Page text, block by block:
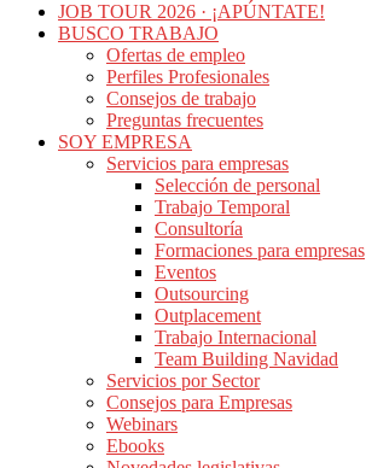
JOB TOUR 2026 · ¡APÚNTATE!
BUSCO TRABAJO
Ofertas de empleo
Perfiles Profesionales
Consejos de trabajo
Preguntas frecuentes
SOY EMPRESA
Servicios para empresas
Selección de personal
Trabajo Temporal
Consultoría
Formaciones para empresas
Eventos
Outsourcing
Outplacement
Trabajo Internacional
Team Building Navidad
Servicios por Sector
Consejos para Empresas
Webinars
Ebooks